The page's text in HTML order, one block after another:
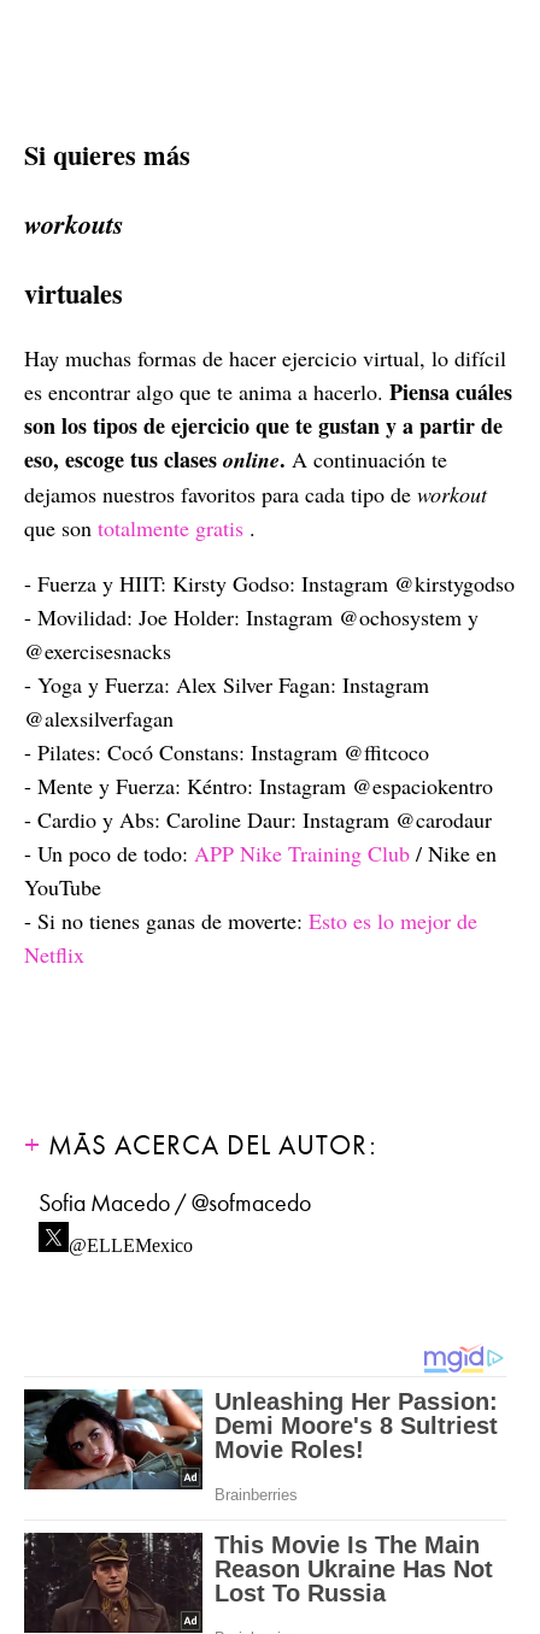
Si quieres más
workouts
virtuales
Hay muchas formas de hacer ejercicio virtual, lo difícil
es encontrar algo que te anima a hacerlo. Piensa cuáles
son los tipos de ejercicio que te gustan y a partir de
eso, escoge tus clases online. A continuación te
dejamos nuestros favoritos para cada tipo de workout
que son totalmente gratis .
- Fuerza y HIIT: Kirsty Godso: Instagram @kirstygodso
- Movilidad: Joe Holder: Instagram @ochosystem y
@exercisesnacks
- Yoga y Fuerza: Alex Silver Fagan: Instagram
@alexsilverfagan
- Pilates: Cocó Constans: Instagram @ffitcoco
- Mente y Fuerza: Kéntro: Instagram @espaciokentro
- Cardio y Abs: Caroline Daur: Instagram @carodaur
- Un poco de todo: APP Nike Training Club / Nike en
YouTube
- Si no tienes ganas de moverte: Esto es lo mejor de
Netflix
MÁS ACERCA DEL AUTOR:
Sofia Macedo / @sofmacedo
@ELLEMexico